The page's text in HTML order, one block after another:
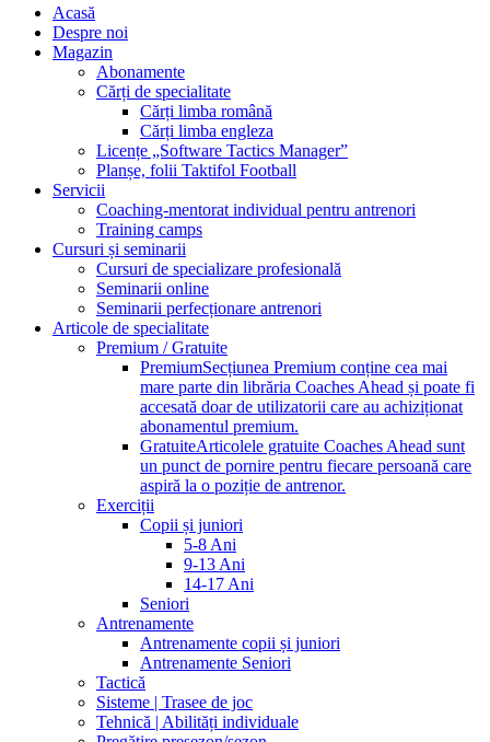
Acasă
Despre noi
Magazin
Abonamente
Cărți de specialitate
Cărți limba română
Cărți limba engleza
Licențe „Software Tactics Manager”
Planșe, folii Taktifol Football
Servicii
Coaching-mentorat individual pentru antrenori
Training camps
Cursuri și seminarii
Cursuri de specializare profesională
Seminarii online
Seminarii perfecționare antrenori
Articole de specialitate
Premium / Gratuite
PremiumSecțiunea Premium conține cea mai
mare parte din librăria Coaches Ahead și poate fi
accesată doar de utilizatorii care au achiziționat
abonamentul premium.
GratuiteArticolele gratuite Coaches Ahead sunt
un punct de pornire pentru fiecare persoană care
aspiră la o poziție de antrenor.
Exerciții
Copii și juniori
5-8 Ani
9-13 Ani
14-17 Ani
Seniori
Antrenamente
Antrenamente copii și juniori
Antrenamente Seniori
Tactică
Sisteme | Trasee de joc
Tehnică | Abilități individuale